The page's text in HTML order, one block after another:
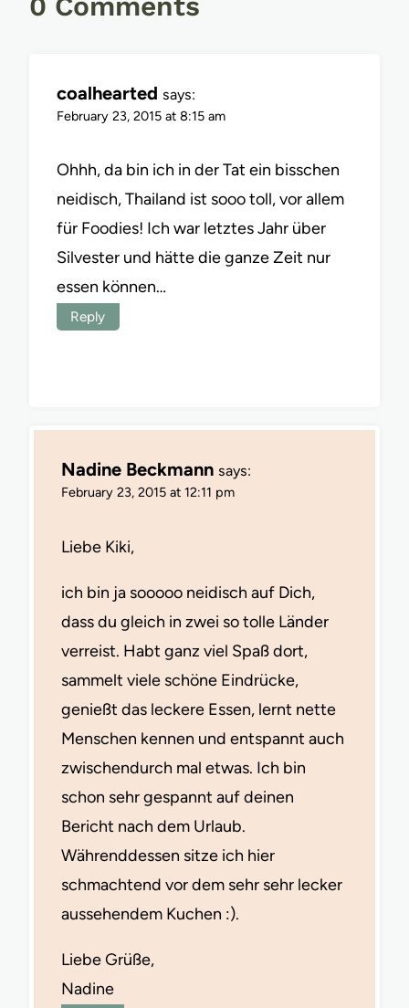
coalhearted says:
February 23, 2015 at 8:15 am
Ohhh, da bin ich in der Tat ein bisschen
neidisch, Thailand ist sooo toll, vor allem
für Foodies! Ich war letztes Jahr über
Silvester und hätte die ganze Zeit nur
essen können…
Reply
Nadine Beckmann says:
February 23, 2015 at 12:11 pm
Liebe Kiki,
ich bin ja sooooo neidisch auf Dich,
dass du gleich in zwei so tolle Länder
verreist. Habt ganz viel Spaß dort,
sammelt viele schöne Eindrücke,
genießt das leckere Essen, lernt nette
Menschen kennen und entspannt auch
zwischendurch mal etwas. Ich bin
schon sehr gespannt auf deinen
Bericht nach dem Urlaub.
Währenddessen sitze ich hier
schmachtend vor dem sehr sehr lecker
aussehendem Kuchen :).
Liebe Grüße,
Nadine